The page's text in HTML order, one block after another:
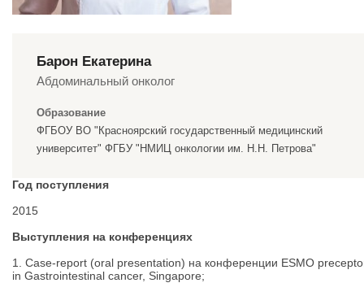
Барон Екатерина
Абдоминальный онколог
Образование
ФГБОУ ВО "Красноярский государственный медицинский
университет" ФГБУ "НМИЦ онкологии им. Н.Н. Петрова"
Год поступления
2015
Выступления на конференциях
1. Case-report (oral presentation) на конференции ESMO
in Gastrointestinal cancer, Singapore;